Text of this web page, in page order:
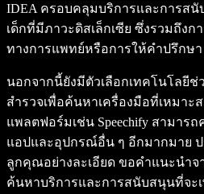
IDEA ครอบคลุมบริการและการส
เด็กที่มีภาวะดิสเล็กเซีย ซึ่งรวมถึง
ทางการแพทย์หรือการให้คำปรึกษ
นอกจากนี้ยังมีตัวเลือกเทคโนโลยี
สำรวจเพื่อค้นหาเครื่องมือที่เหมาะ
แพลตฟอร์มเช่น Speechify สามาร
แอปและอุปกรณ์อื่น ๆ อีกมากมาย
ลูกคุณอย่างละเอียด ขอคำแนะนำจ
ค้นหาบริการและการสนับสนุนที่จะ